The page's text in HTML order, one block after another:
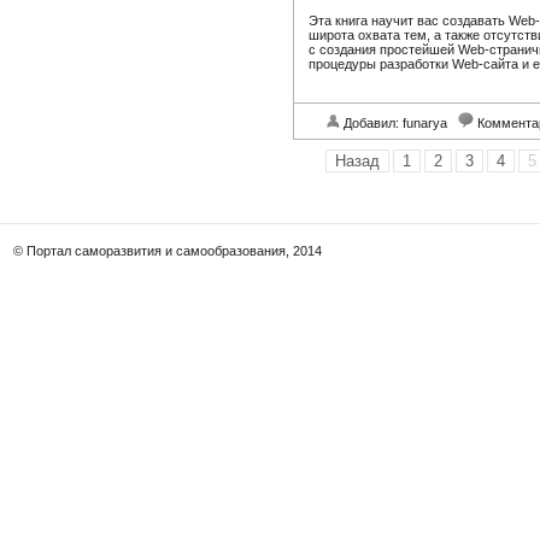
Эта книга научит вас создавать
широта охвата тем, а также
с создания простейшей Web-
процедуры разработки Web-сайта и
Добавил: funarya
Назад 1 2 3 4 5
© Портал саморазвития и самообразования, 2014